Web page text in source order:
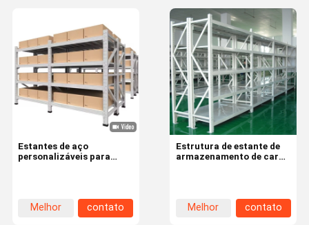
Produtos Vídeos Sobre Nós
Visita À
Fábrica
Controle De
Qualidade
Contacte-
Notícias
Estrutura de estante de
armazenamento de carga
Melhor
contato
Estantes de aço
personalizáveis para
Melhor
contato